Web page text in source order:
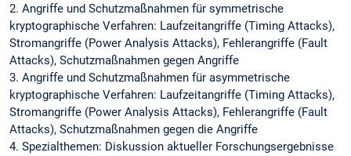
2. Angriffe und Schutzmaßnahmen für symmetrische
kryptographische Verfahren: Laufzeitangriffe (Timing Attacks),
Stromangriffe (Power Analysis Attacks), Fehlerangriffe (Fault
Attacks), Schutzmaßnahmen gegen Angriffe
3. Angriffe und Schutzmaßnahmen für asymmetrische
kryptographische Verfahren: Laufzeitangriffe (Timing Attacks),
Stromangriffe (Power Analysis Attacks), Fehlerangriffe (Fault
Attacks), Schutzmaßnahmen gegen die Angriffe
4. Spezialthemen: Diskussion aktueller Forschungsergebnisse